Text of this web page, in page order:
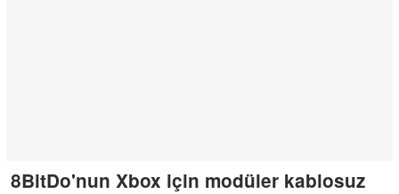
8BitDo'nun Xbox için modüler kablosuz